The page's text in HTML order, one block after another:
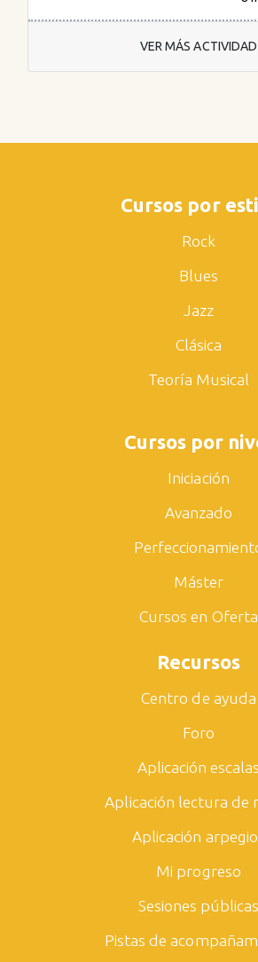
VER MÁS ACTIVIDAD
Cursos por
Rock
Blues
Jazz
Clásica
Teoría Musical
Cursos por
Iniciación
Avanzado
Máster
Cursos en Oferta
Recursos
Centro de ayuda
Foro
Aplicación escalas
Aplicación lectura de
Aplicación
Mi progreso
Sesiones públicas
Pistas de